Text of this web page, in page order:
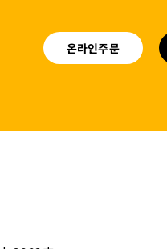
온라인주문